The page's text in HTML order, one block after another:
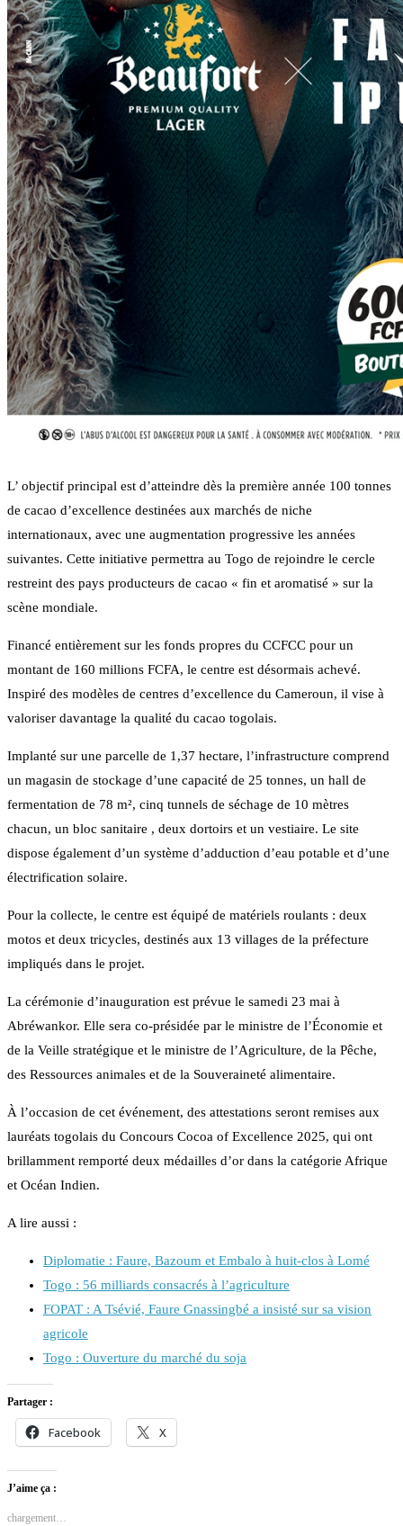
L’ objectif principal est d’atteindre dès la première année 100 tonnes
de cacao d’excellence destinées aux marchés de niche
internationaux, avec une augmentation progressive les années
suivantes. Cette initiative permettra au Togo de rejoindre le cercle
restreint des pays producteurs de cacao « fin et aromatisé » sur la
scène mondiale.
Financé entièrement sur les fonds propres du CCFCC pour un
montant de 160 millions FCFA, le centre est désormais achevé.
Inspiré des modèles de centres d’excellence du Cameroun, il vise à
valoriser davantage la qualité du cacao togolais.
Implanté sur une parcelle de 1,37 hectare, l’infrastructure comprend
un magasin de stockage d’une capacité de 25 tonnes, un hall de
fermentation de 78 m², cinq tunnels de séchage de 10 mètres
chacun, un bloc sanitaire , deux dortoirs et un vestiaire. Le site
dispose également d’un système d’adduction d’eau potable et d’une
électrification solaire.
Pour la collecte, le centre est équipé de matériels roulants : deux
motos et deux tricycles, destinés aux 13 villages de la préfecture
impliqués dans le projet.
La cérémonie d’inauguration est prévue le samedi 23 mai à
Abréwankor. Elle sera co-présidée par le ministre de l’Économie et
de la Veille stratégique et le ministre de l’Agriculture, de la Pêche,
des Ressources animales et de la Souveraineté alimentaire.
À l’occasion de cet événement, des attestations seront remises aux
lauréats togolais du Concours Cocoa of Excellence 2025, qui ont
brillamment remporté deux médailles d’or dans la catégorie Afrique
et Océan Indien.
A lire aussi :
Diplomatie : Faure, Bazoum et Embalo à huit-clos à Lomé
Togo : 56 milliards consacrés à l’agriculture
FOPAT : A Tsévié, Faure Gnassingbé a insisté sur sa vision
agricole
Togo : Ouverture du marché du soja
Partager :
Facebook X
J’aime ça :
chargement…